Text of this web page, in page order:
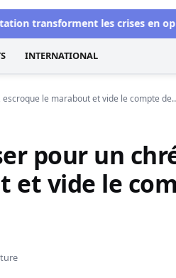
de l'Afrique.
les crises en
INTERNATIONAL
le marabout et vide le compte
pour un
et vide le